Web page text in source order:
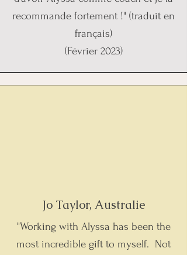
recommande fortement !" (traduit en
français)
(Février 2023)
Jo Taylor, Australie
"Working with Alyssa has been the
most incredible gift to myself. Not